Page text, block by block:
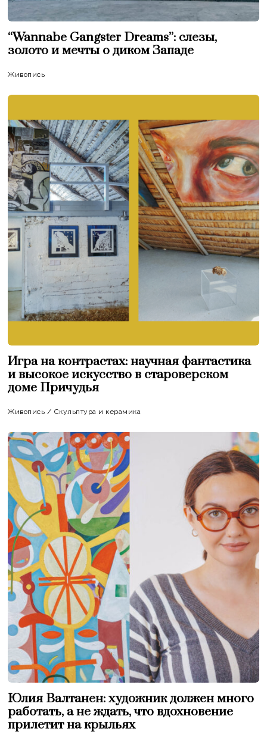
“Wannabe Gangster Dreams”: слезы,
золото и мечты о диком Западе
Живопись
Игра на контрастах: научная фантастика
и высокое искусство в староверском
доме Причудья
Живопись / Скульптура и керамика
Юлия Валтанен: художник должен много
работать, а не ждать, что вдохновение
прилетит на крыльях